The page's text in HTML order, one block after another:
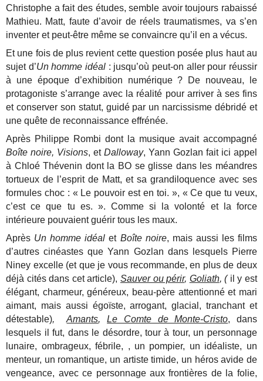
Christophe a fait des études, semble avoir toujours rabaissé
Mathieu. Matt, faute d’avoir de réels traumatismes, va s’en
inventer et peut-être même se convaincre qu’il en a vécus.
Et une fois de plus revient cette question posée plus haut au
sujet d’Un homme idéal : jusqu’où peut-on aller pour réussir
à une époque d’exhibition numérique ? De nouveau, le
protagoniste s’arrange avec la réalité pour arriver à ses fins
et conserver son statut, guidé par un narcissisme débridé et
une quête de reconnaissance effrénée.
Après Philippe Rombi dont la musique avait accompagné
Boîte noire, Visions, etDalloway, Yann Gozlan fait ici appel
à Chloé Thévenin dont la BO se glisse dans les méandres
tortueux de l’esprit de Matt, et sa grandiloquence avec ses
formules choc : « Le pouvoir est en toi. », « Ce que tu veux,
c’est ce que tu es. ». Comme si la volonté et la force
intérieure pouvaient guérir tous les maux.
Après Un homme idéal et Boîte noire, mais aussi les films
d’autres cinéastes que Yann Gozlan dans lesquels Pierre
Niney excelle (et que je vous recommande, en plus de deux
déjà cités dans cet article), Sauver ou périr, Goliath, ( il y est
élégant, charmeur, généreux, beau-père attentionné et mari
aimant, mais aussi égoïste, arrogant, glacial, tranchant et
détestable),Amants,Le Comte de Monte-Cristo, dans
lesquels il fut, dans le désordre, tour à tour, un personnage
lunaire, ombrageux, fébrile, , un pompier, un idéaliste, un
menteur, un romantique, un artiste timide, un héros avide de
vengeance, avec ce personnage aux frontières de la folie,